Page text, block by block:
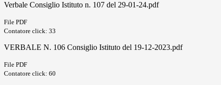
Verbale Consiglio Istituto n. 107 del 29-01-24.pdf
File PDF
Contatore click: 33
VERBALE N. 106 Consiglio Istituto del 19-12-2023.pdf
File PDF
Contatore click: 60